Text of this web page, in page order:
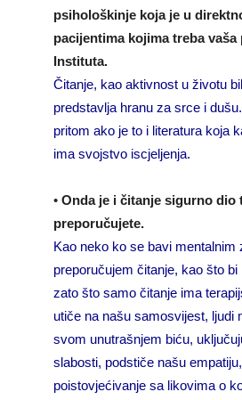
psihološkinje koja je u
pacijentima kojima treba
Instituta.
Čitanje, kao aktivnost u životu
predstavlja hranu za srce i
pritom ako je to i literatura koja
ima svojstvo iscjeljenja.
• Onda je i čitanje sigurno dio
preporučujete.
Kao neko ko se bavi mentalnim
preporučujem čitanje, kao što
zato što samo čitanje ima
utiče na našu samosvijest, ljudi
svom unutrašnjem biću,
slabosti, podstiče našu
poistovjećivanje sa likovima o